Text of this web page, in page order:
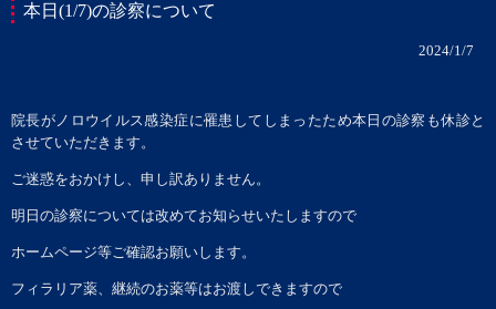
本日(1/7)の診察について
2024/1/7
院長がノロウイルス感染症に罹患してしまったため本日の診察も休診と
させていただきます。
ご迷惑をおかけし、申し訳ありません。
明日の診察については改めてお知らせいたしますので
ホームページ等ご確認お願いします。
フィラリア薬、継続のお薬等はお渡しできますので